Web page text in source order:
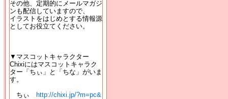
その他、定期的にメールマガジ
ンも配信していますので、
イラストをはじめとする情報源
としてお役立てください。
▼マスコットキャラクター
Chixiにはマスコットキャラク
ター「ちぃ」と「ちな」がいま
す。
ちぃ
http://chixi.jp/?m=pc&